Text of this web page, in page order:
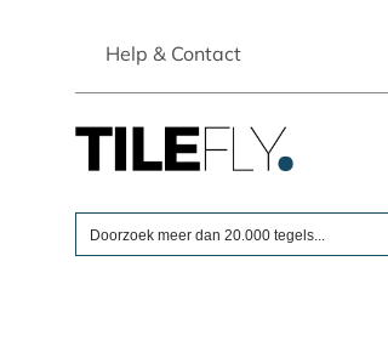
Help & Contact